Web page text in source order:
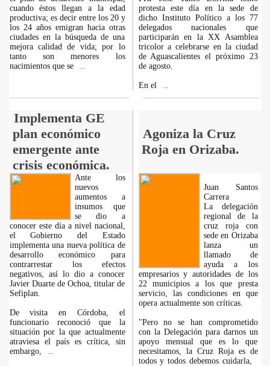
cuando éstos llegan a la edad
productiva; es decir entre los 20 y
los 24 años emigran hacia otras
ciudades en la búsqueda de una
mejora calidad de vida; por lo
tanto son menores los
nacimientos que se
protesta este día en la sede de
dicho Instituto Político a los 77
delegados nacionales que
participarán en la XX Asamblea
tricolor a celebrarse en la ciudad
de Aguascalientes el próximo 23
de agosto.
En el
Implementa GE
plan económico
emergente ante
crisis económica.
Agoniza la Cruz
Roja en Orizaba.
Ante los
nuevos
aumentos a
insumos que
se dio a
conocer este día a nivel nacional,
el Gobierno del Estado
implementa una nueva política de
desarrollo económico para
contrarrestar los efectos
negativos, así lo dio a conocer
Javier Duarte de Ochoa, titular de
Sefiplan.
De visita en Córdoba, el
funcionario reconoció que la
situación por la que actualmente
atraviesa el país es crítica, sin
embargo,
Juan Santos
Carrera
La delegación
regional de la
cruz roja con
sede en Orizaba
lanza un
llamado de
ayuda a los
empresarios y autoridades de los
22 municipios a los que presta
servicio, las condiciones en que
opera actualmente son críticas.
"Pero no se han comprometido
con la Delegación para darnos un
apoyo mensual que es lo que
necesitamos, la Cruz Roja es de
todos y todos debemos cuidarla,